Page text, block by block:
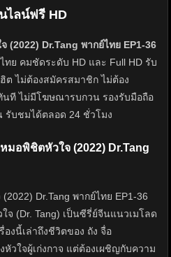
ไลน์ฟรี HD
(2022) Dr.Tang พากย์ไทย EP1-36
ย คมชัดระดับ HD และ Full HD รับ
ต ไม่ต้องสมัครสมาชิก ไม่ต้อง
นที ไม่มีโฆษณารบกวน รองรับมือถือ
รับชมได้ตลอด 24 ชั่วโมง
มอพิชิตหัวใจ (2022) Dr.Tang
Dr.Tang พากย์ไทย EP1-36
(Dr. Tang) เป็นซีรี่ย์จีนแนวเมโลด
งนี้เล่าถึงชีวิตของ ถัง จื่อ
วใจผู้เก่งกาจ แต่ต้องเผชิญกับความ